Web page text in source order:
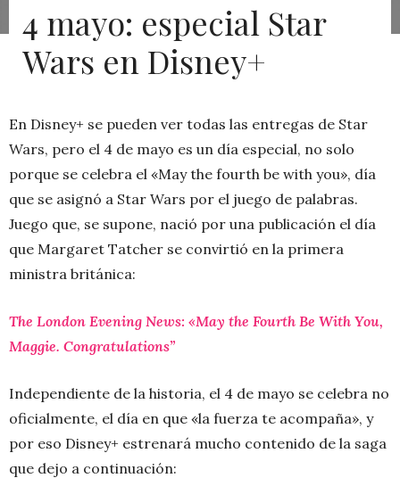
4 mayo: especial Star
Wars en Disney+
En Disney+ se pueden ver todas las entregas de Star
Wars, pero el 4 de mayo es un día especial, no solo
porque se celebra el «May the fourth be with you», día
que se asignó a Star Wars por el juego de palabras.
Juego que, se supone, nació por una publicación el día
que Margaret Tatcher se convirtió en la primera
ministra británica:
The London Evening News: «May the Fourth Be With You,
Maggie. Congratulations”
Independiente de la historia, el 4 de mayo se celebra no
oficialmente, el día en que «la fuerza te acompaña», y
por eso Disney+ estrenará mucho contenido de la saga
que dejo a continuación: